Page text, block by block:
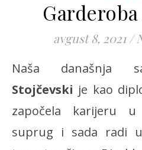
avgust 8, 2021 /
Naša današnja
Stojčevski je kao
započela karijeru
suprug i sada radi